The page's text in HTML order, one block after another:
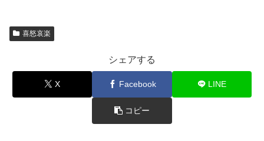
喜怒哀楽
シェアする
X Facebook LINE
コピー